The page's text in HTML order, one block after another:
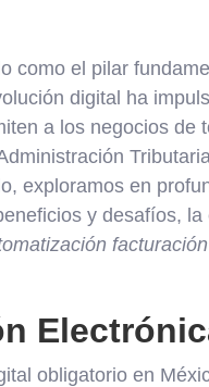
como el pilar
digital ha
a los negocios de
exploramos en
y desafíos,
obligatorio en